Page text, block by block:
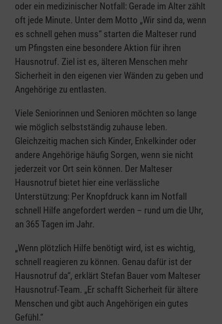
oder ein medizinischer Notfall: Gerade im Alter zählt
oft jede Minute. Unter dem Motto „Wir sind da, wenn
es schnell gehen muss“ starten die Malteser rund
um Pfingsten eine besondere Aktion für ihren
Hausnotruf. Ziel ist es, älteren Menschen mehr
Sicherheit in den eigenen vier Wänden zu geben und
Angehörige zu entlasten.
Viele Seniorinnen und Senioren möchten so lange
wie möglich selbstständig zuhause leben.
Gleichzeitig machen sich Kinder, Enkelkinder oder
andere Angehörige häufig Sorgen, wenn sie nicht
jederzeit vor Ort sein können. Der Malteser
Hausnotruf bietet hier eine verlässliche
Unterstützung: Per Knopfdruck kann im Notfall
schnell Hilfe angefordert werden – rund um die Uhr,
an 365 Tagen im Jahr.
„Wenn plötzlich Hilfe benötigt wird, ist es wichtig,
schnell reagieren zu können. Genau dafür ist der
Hausnotruf da“, erklärt Stefan Bauer vom Malteser
Hausnotruf-Team. „Er schafft Sicherheit für ältere
Menschen und gibt auch Angehörigen ein gutes
Gefühl.“